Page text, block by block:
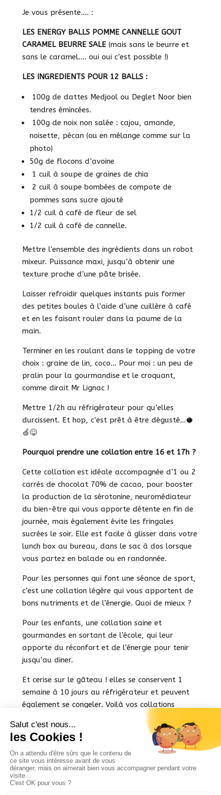
Je vous présente…. :
LES ENERGY BALLS POMME CANNELLE GOUT
CARAMEL BEURRE SALE(mais sans le beurre et
sans le caramel…. oui oui c’est possible !)
LES INGREDIENTS POUR 12 BALLS :
100g de dattes Medjool ou Deglet Noor bien
tendres émincées.
100g de noix non salée : cajou, amande,
noisette, pécan (ou en mélange comme sur la
photo)
50g de flocons d’avoine
1 cuil à soupe de graines de chia
2 cuil à soupe bombées de compote de
pommes sans sucre ajouté
1/2 cuil à café de fleur de sel
1/2 cuil à café de cannelle.
Mettre l’ensemble des ingrédients dans un robot
mixeur. Puissance maxi, jusqu’à obtenir une
texture proche d’une pâte brisée.
Laisser refroidir quelques instants puis former
des petites boules à l’aide d’une cuillère à café
et en les faisant rouler dans la paume de la
main.
Terminer en les roulant dans le topping de votre
choix : graine de lin, coco… Pour moi : un peu de
pralin pour la gourmandise et le croquant,
comme dirait Mr Lignac !
Mettre 1/2h au réfrigérateur pour qu’elles
durcissent. Et hop, c’est prêt à être dégusté…🥥
🍏😋
Pourquoi prendre une collation entre 16 et 17h ?
Cette collation est idéale accompagnée d’1 ou 2
carrés de chocolat 70% de cacao, pour booster
la production de la sérotonine, neuromédiateur
du bien-être qui vous apporte détente en fin de
journée, mais également évite les fringales
sucrées le soir. Elle est facile à glisser dans votre
lunch box au bureau, dans le sac à dos lorsque
vous partez en balade ou en randonnée.
Pour les personnes qui font une séance de sport,
c’est une collation légère qui vous apportent de
bons nutriments et de l’énergie. Quoi de mieux ?
Pour les enfants, une collation saine et
gourmandes en sortant de l’école, qui leur
apporte du réconfort et de l’énergie pour tenir
jusqu’au diner.
Et cerise sur le gâteau ! elles se conservent 1
semaine à 10 jours au réfrigérateur et peuvent
également se congeler. Voilà vos collations
prêtes pour la semaine ! 🤸🤸🤸🙃🙃